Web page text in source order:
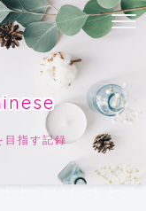
目指す記録